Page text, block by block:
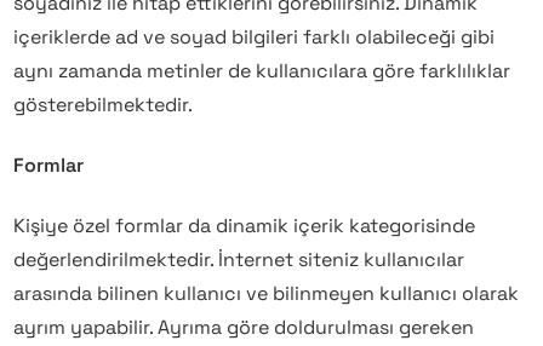
içeriklerde ad ve soyad bilgileri farklı olabileceği gibi
aynı zamanda metinler de kullanıcılara göre farklılıklar
gösterebilmektedir.
Formlar
Kişiye özel formlar da dinamik içerik kategorisinde
değerlendirilmektedir. İnternet siteniz kullanıcılar
arasında bilinen kullanıcı ve bilinmeyen kullanıcı olarak
ayrım yapabilir. Ayrıma göre doldurulması gereken